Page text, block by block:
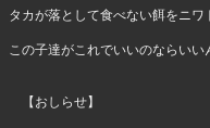
タカが落として食べない餌をニワ
この子達がこれでいいのならいい
【おしらせ】